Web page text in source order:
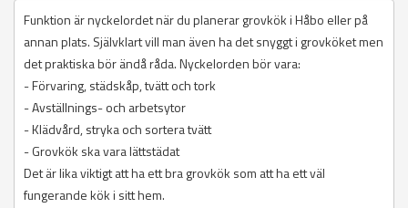
Funktion är nyckelordet när du planerar grovkök i Håbo eller på
annan plats. Självklart vill man även ha det snyggt i grovköket men
det praktiska bör ändå råda. Nyckelorden bör vara:
- Förvaring, städskåp, tvätt och tork
- Avställnings- och arbetsytor
- Klädvård, stryka och sortera tvätt
- Grovkök ska vara lättstädat
Det är lika viktigt att ha ett bra grovkök som att ha ett väl
fungerande kök i sitt hem.